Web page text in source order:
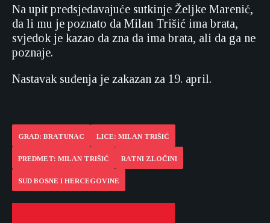
Na upit predsjedavajuće sutkinje Željke Marenić,
da li mu je poznato da Milan Trišić ima brata,
svjedok je kazao da zna da ima brata, ali da ga ne
poznaje.
Nastavak suđenja je zakazan za 19. april.
GRAD: BRATUNAC LICE: MILAN TRIŠIĆ
PREDMET: MILAN TRIŠIĆ RATNI ZLOČINI
SUD BOSNE I HERCEGOVINE